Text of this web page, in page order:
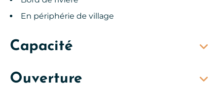
En périphérie de village
Capacité
Ouverture